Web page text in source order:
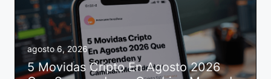
agosto 6, 2026
5 Movidas Cripto En Agosto 2026